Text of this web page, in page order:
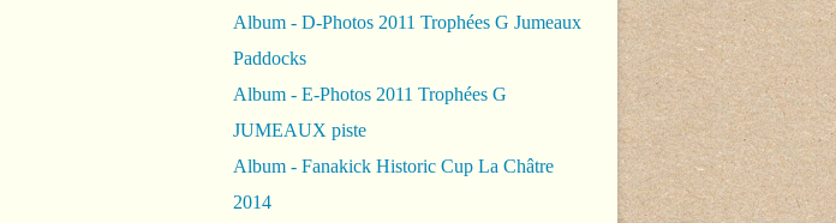
Album - D-Photos 2011 Trophées G Jumeaux
Paddocks
Album - E-Photos 2011 Trophées G
JUMEAUX piste
Album - Fanakick Historic Cup La Châtre
2014